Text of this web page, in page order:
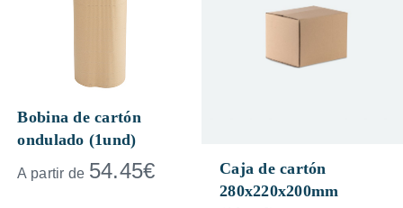
Bobina de cartón
ondulado (1und)
A partir de 54.45€
Caja de cartón
280x220x200mm